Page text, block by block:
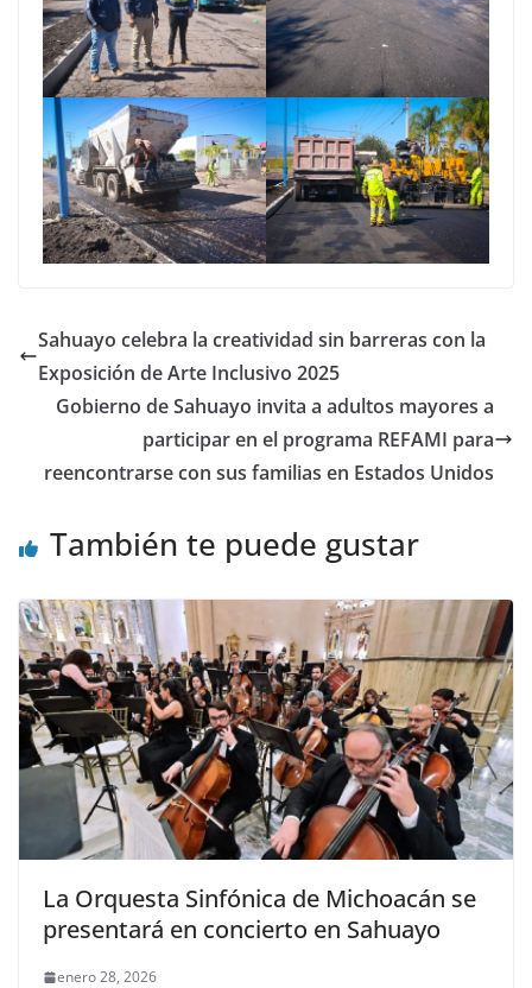
Sahuayo celebra la creatividad sin barreras con la
Exposición de Arte Inclusivo 2025
Gobierno de Sahuayo invita a adultos mayores a
participar en el programa REFAMI para
reencontrarse con sus familias en Estados Unidos
También te puede gustar
La Orquesta Sinfónica de Michoacán se
presentará en concierto en Sahuayo
enero 28, 2026